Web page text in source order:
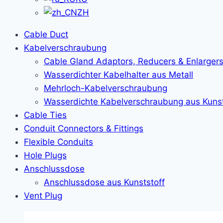
ZH
Cable Duct
Kabelverschraubung
Cable Gland Adaptors, Reducers & Enlargers
Wasserdichter Kabelhalter aus Metall
Mehrloch-Kabelverschraubung
Wasserdichte Kabelverschraubung aus
Cable Ties
Conduit Connectors & Fittings
Flexible Conduits
Hole Plugs
Anschlussdose
Anschlussdose aus Kunststoff
Vent Plug